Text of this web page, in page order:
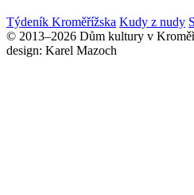
Týdeník Kroměřížska Kudy z nudy
© 2013–2026 Dům kultury v
design: Karel Mazoch